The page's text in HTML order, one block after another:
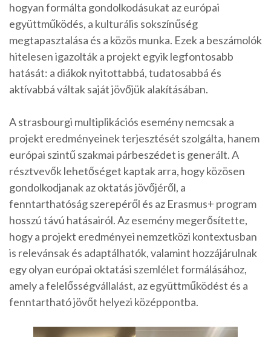
hogyan formálta gondolkodásukat az európai
együttműködés, a kulturális sokszínűség
megtapasztalása és a közös munka. Ezek a beszámolók
hitelesen igazolták a projekt egyik legfontosabb
hatását: a diákok nyitottabbá, tudatosabbá és
aktívabbá váltak saját jövőjük alakításában.
A strasbourgi multiplikációs esemény nemcsak a
projekt eredményeinek terjesztését szolgálta, hanem
európai szintű szakmai párbeszédet is generált. A
résztvevők lehetőséget kaptak arra, hogy közösen
gondolkodjanak az oktatás jövőjéről, a
fenntarthatóság szerepéről és az Erasmus+ program
hosszú távú hatásairól. Az esemény megerősítette,
hogy a projekt eredményei nemzetközi kontextusban
is relevánsak és adaptálhatók, valamint hozzájárulnak
egy olyan európai oktatási szemlélet formálásához,
amely a felelősségvállalást, az együttműködést és a
fenntartható jövőt helyezi középpontba.